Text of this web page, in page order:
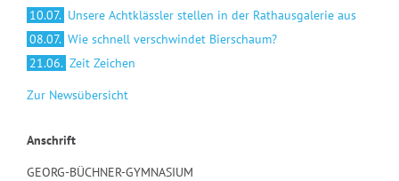
10.07. Unsere Achtklässler stellen in der Rathausgalerie aus
08.07. Wie schnell verschwindet Bierschaum?
21.06. Zeit Zeichen
Zur Newsübersicht
Anschrift
GEORG-BÜCHNER-GYMNASIUM